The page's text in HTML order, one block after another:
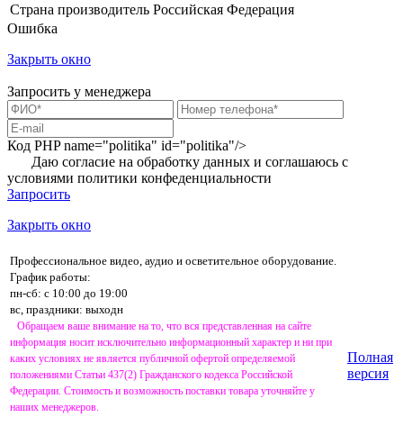
Страна производитель Российская Федерация
Ошибка
Закрыть окно
Запросить у менеджера
Код PHPname="politika" id="politika"/>
Даю согласие на обработку данных и соглашаюсь с
условиями политики конфеденциальности
Запросить
Закрыть окно
Профессиональное видео, аудио и осветительное оборудование.
График работы:
пн-сб: с 10:00 до 19:00
вс, праздники: выходн
Обращаем ваше внимание на то, что вся представленная на сайте
информация носит исключительно информационный характер и ни при
каких условиях не является публичной офертой определяемой
положениями Статьи 437(2) Гражданского кодекса Российской
Федерации. Стоимость и возможность поставки товара уточняйте у
наших менеджеров.
Полная
версия